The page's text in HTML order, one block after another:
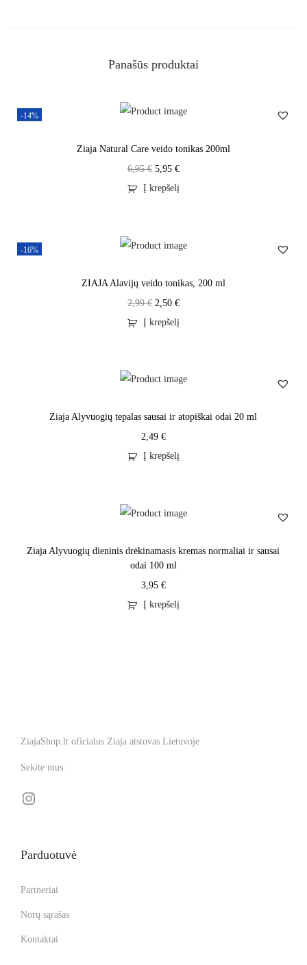
Panašūs produktai
-14%
Ziaja Natural Care veido tonikas 200ml
6,95€ 5,95 €
Į krepšelį
-16%
ZIAJA Alavijų veido tonikas, 200 ml
2,99€ 2,50 €
Į krepšelį
Ziaja Alyvuogių tepalas sausai ir atopiškai odai 20 ml
2,49 €
Į krepšelį
Ziaja Alyvuogių dieninis drėkinamasis kremas normaliai ir sausai
odai 100 ml
3,95 €
Į krepšelį
ZiajaShop.lt oficialus Ziaja atstovas Lietuvoje
Sekite mus:
Parduotuvė
Partneriai
Norų sąrašas
Kontaktai